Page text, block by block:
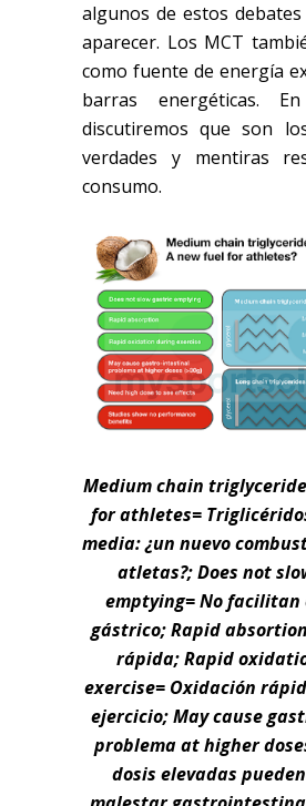
algunos de estos
aparecer. Los MCT
como fuente de energía
barras energéticas.
discutiremos que son
verdades y mentiras
consumo.
Medium chain
for athletes=
media: ¿un nuevo
atletas?;Does not
emptying= No facilitan
gástrico; Rapid
rápida; Rapid
exercise= Oxidación
ejercicio; May cause
problema at higher
dosis elevadas